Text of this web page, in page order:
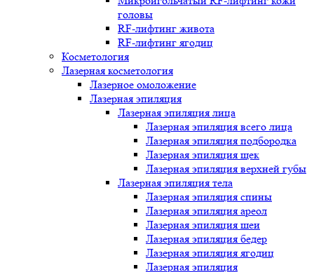
головы
RF-лифтинг живота
RF-лифтинг ягодиц
Косметология
Лазерная косметология
Лазерное омоложение
Лазерная эпиляция
Лазерная эпиляция лица
Лазерная эпиляция всего лица
Лазерная эпиляция подбородка
Лазерная эпиляция щек
Лазерная эпиляция верхней губы
Лазерная эпиляция тела
Лазерная эпиляция спины
Лазерная эпиляция ареол
Лазерная эпиляция шеи
Лазерная эпиляция бедер
Лазерная эпиляция ягодиц
Лазерная эпиляция